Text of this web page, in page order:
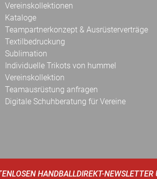
Vereinskollektionen
Kataloge
Teampartnerkonzept & Ausrüsterverträge
Textilbedruckung
Sublimation
Individuelle Trikots von hummel
Vereinskollektion
Teamausrüstung anfragen
Digitale Schuhberatung für Vereine
HANDBALLDIREKT-